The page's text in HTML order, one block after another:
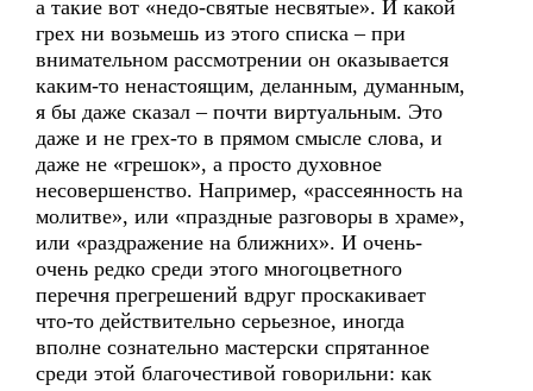
а такие вот «недо-святые несвятые». И какой
грех ни возьмешь из этого списка – при
внимательном рассмотрении он оказывается
каким-то ненастоящим, деланным, думанным,
я бы даже сказал – почти виртуальным. Это
даже и не грех-то в прямом смысле слова, и
даже не «грешок», а просто духовное
несовершенство. Например, «рассеянность на
молитве», или «праздные разговоры в храме»,
или «раздражение на ближних». И очень-
очень редко среди этого многоцветного
перечня прегрешений вдруг проскакивает
что-то действительно серьезное, иногда
вполне сознательно мастерски спрятанное
среди этой благочестивой говорильни: как